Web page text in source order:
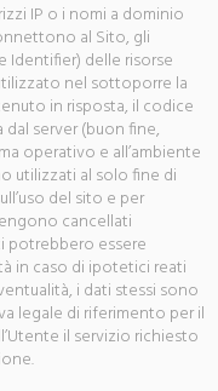
IP o i nomi a dominio
al Sito, gli
Identifier) delle risorse
nel sottoporre la
in risposta, il codice
server (buon fine,
operativo e all’ambiente
utilizzati al solo fine di
del sito e per
cancellati
potrebbero essere
in caso di ipotetici reati
i dati stessi sono
legale di riferimento per il
il servizio richiesto